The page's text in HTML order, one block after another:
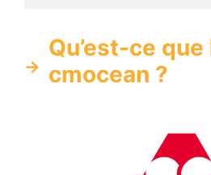
Qu’est-ce que
cmocean ?